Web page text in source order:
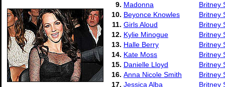
9. Madonna
10. Beyonce Knowles
11. Girls Aloud
12. Kylie Minogue
13. Halle Berry
14. Kate Moss
15. Danielle Lloyd
16. Anna Nicole Smith
17. Jessica Alba
Britney
Britney
Britney
Britney
Britney
Britney
Britney
Britney
Britney